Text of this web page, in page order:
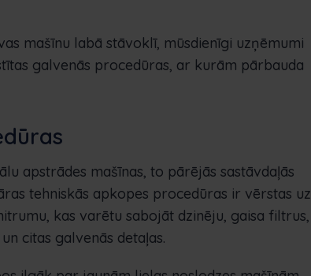
mašīnu labā stāvoklī, mūsdienīgi uzņēmumi
galvenās procedūras, ar kurām pārbauda
apstrādes mašīnas, to pārējās sastāvdaļās
tehniskās apkopes procedūras ir vērstas uz
kas varētu sabojāt dzinēju, gaisa filtrus,
citas galvenās detaļas.